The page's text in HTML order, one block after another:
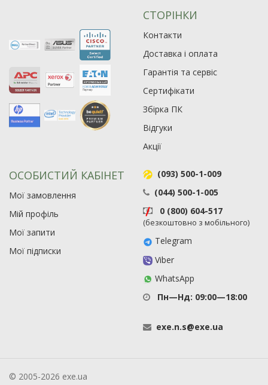
СТОРІНКИ
Контакти
Доставка і оплата
Гарантія та сервіс
Сертифікати
Збірка ПК
Відгуки
Акції
ОСОБИСТИЙ КАБІНЕТ
Мої замовлення
Мій профіль
Мої запити
Мої підписки
(093) 500-1-009
(044) 500-1-005
0 (800) 604-517
(безкоштовно з мобільного)
Telegram
Viber
WhatsApp
Пн—Нд: 09:00—18:00
exe.n.s@exe.ua
© 2005-2026 exe.ua